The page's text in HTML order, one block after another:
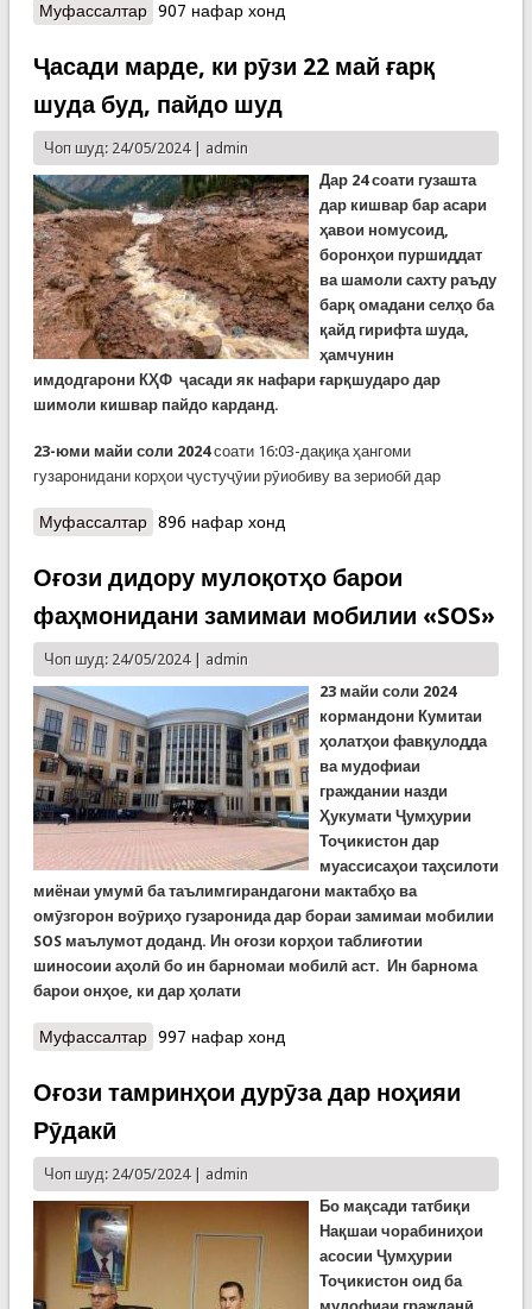
Муфассалтаро Мулоқоти генерал Назарзода бо Адҳам
907 нафар хонд
Ҷасади марде, ки рӯзи 22 май ғарқ
шуда буд, пайдо шуд
Чоп шуд: 24/05/2024 | admin
Дар 24 соати гузашта
дар кишвар бар асари
ҳавои номусоид,
боронҳои пуршиддат
ва шамоли сахту раъду
барқ омадани селҳо ба
қайд гирифта шуда,
ҳамчунин
имдодгарони КҲФ ҷасади як нафари ғарқшударо дар
шимоли кишвар пайдо карданд.
23-юми майи соли 2024соати 16:03-дақиқа ҳангоми
гузаронидани корҳои ҷустуҷӯии рӯиобиву ва зериобӣ дар
Муфассалтаро Ҷасади марде, ки рӯзи 22 май ғарқ шуда буд,
896 нафар хонд
Оғози дидору мулоқотҳо барои
фаҳмонидани замимаи мобилии «SOS»
Чоп шуд: 24/05/2024 | admin
23 майи соли 2024
кормандони Кумитаи
ҳолатҳои фавқулодда
ва мудофиаи
граждании назди
Ҳукумати Ҷумҳурии
Тоҷикистон дар
муассисаҳои таҳсилоти
миёнаи умумӣ ба таълимгирандагони мактабҳо ва
омӯзгорон воӯриҳо гузаронида дар бораи замимаи мобилии
SOS маълумот доданд. Ин оғози корҳои таблиғотии
шиносоии аҳолӣ бо ин барномаи мобилӣ аст. Ин барнома
барои онҳое, ки дар ҳолати
Муфассалтаро Оғози дидору мулоқотҳо барои фаҳмонидани
997 нафар хонд
Оғози тамринҳои дурӯза дар ноҳияи
Рӯдакӣ
Чоп шуд: 24/05/2024 | admin
Бо мақсади татбиқи
Нақшаи чорабиниҳои
асосии Ҷумҳурии
Тоҷикистон оид ба